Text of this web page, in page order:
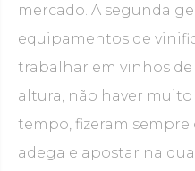
mercado. A segunda
equipamentos de
trabalhar em vinhos de
altura, não haver
tempo, fizeram
adega e apostar na